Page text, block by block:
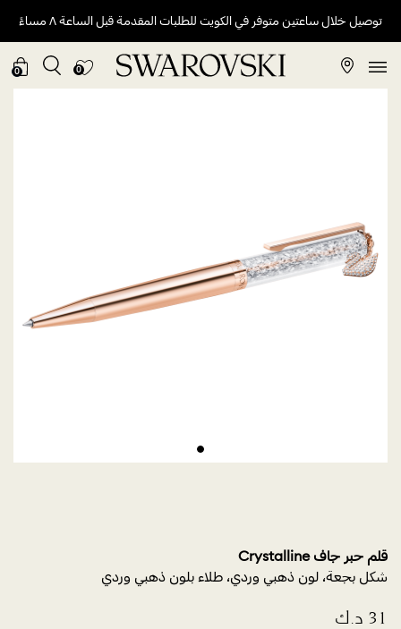
توصيل خلال ساعتين متوفر في الكويت للطلبات المقدمة قبل الساعة ٨ مساءً
0
0
قلم حبر جاف Crystalline
شكل بجعة، لون ذهبي وردي، طلاء بلون ذهبي وردي